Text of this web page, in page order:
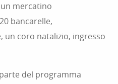
mercatino
bancarelle,
coro natalizio, ingresso
del programma